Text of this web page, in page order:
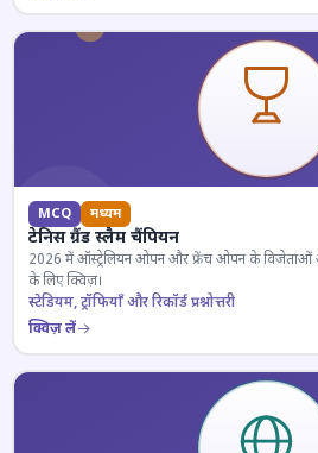
MCQ मध्यम
टेनिस ग्रैंड स्लैम चैंपियन
2026 में ऑस्ट्रेलियन ओपन और फ्रेंच ओपन के विजेताओं
के लिए क्विज़।
स्टेडियम, ट्रॉफियाँ और रिकॉर्ड प्रश्नोत्तरी
क्विज़ लें